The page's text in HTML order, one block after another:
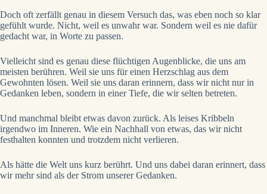
Doch oft zerfällt genau in diesem Versuch das, was eben noch so klar
gefühlt wurde. Nicht, weil es unwahr war. Sondern weil es nie dafür
gedacht war, in Worte zu passen.
Vielleicht sind es genau diese flüchtigen Augenblicke, die uns am
meisten berühren. Weil sie uns für einen Herzschlag aus dem
Gewohnten lösen. Weil sie uns daran erinnern, dass wir nicht nur in
Gedanken leben, sondern in einer Tiefe, die wir selten betreten.
Und manchmal bleibt etwas davon zurück. Als leises Kribbeln
irgendwo im Inneren. Wie ein Nachhall von etwas, das wir nicht
festhalten konnten und trotzdem nicht verlieren.
Als hätte die Welt uns kurz berührt. Und uns dabei daran erinnert, dass
wir mehr sind als der Strom unserer Gedanken.